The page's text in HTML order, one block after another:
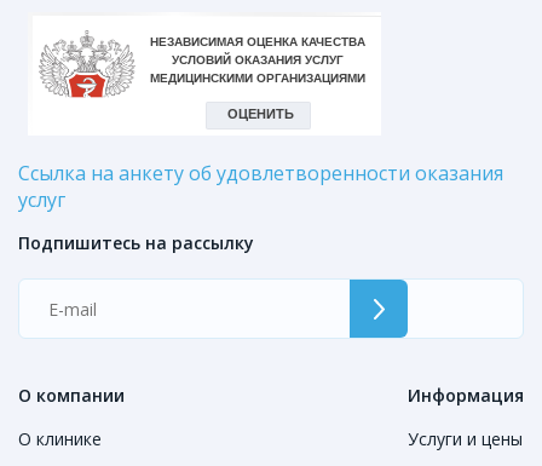
Ссылка на анкету об удовлетворенности оказания
услуг
О компании
О клинике
Информация
Услуги и цены
Подпишитесь на рассылку